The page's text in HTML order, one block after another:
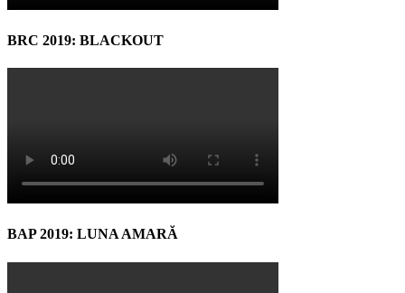
BRC 2019: BLACKOUT
BAP 2019: LUNA AMARĂ